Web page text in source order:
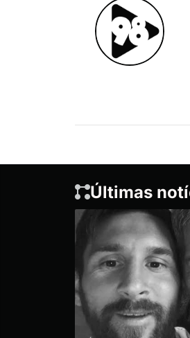
Últimas